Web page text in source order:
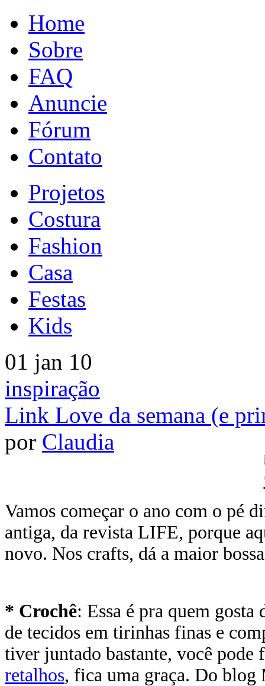
Home
Sobre
FAQ
Anuncie
Fórum
Contato
Projetos
Costura
Fashion
Casa
Festas
Kids
01 jan 10
inspiração
Link Love da semana (e
por Claudia
Vamos começar o ano com o pé
antiga, da revista LIFE, porque
novo. Nos crafts, dá a maior
* Crochê: Essa é pra quem gosta
de tecidos em tirinhas finas e
tiver juntado bastante, você pode
retalhos, fica uma graça. Do blog